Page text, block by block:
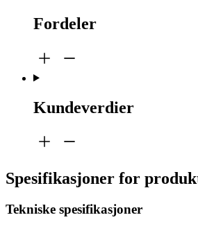
Fordeler
Kundeverdier
Spesifikasjoner for
Tekniske spesifikasjoner